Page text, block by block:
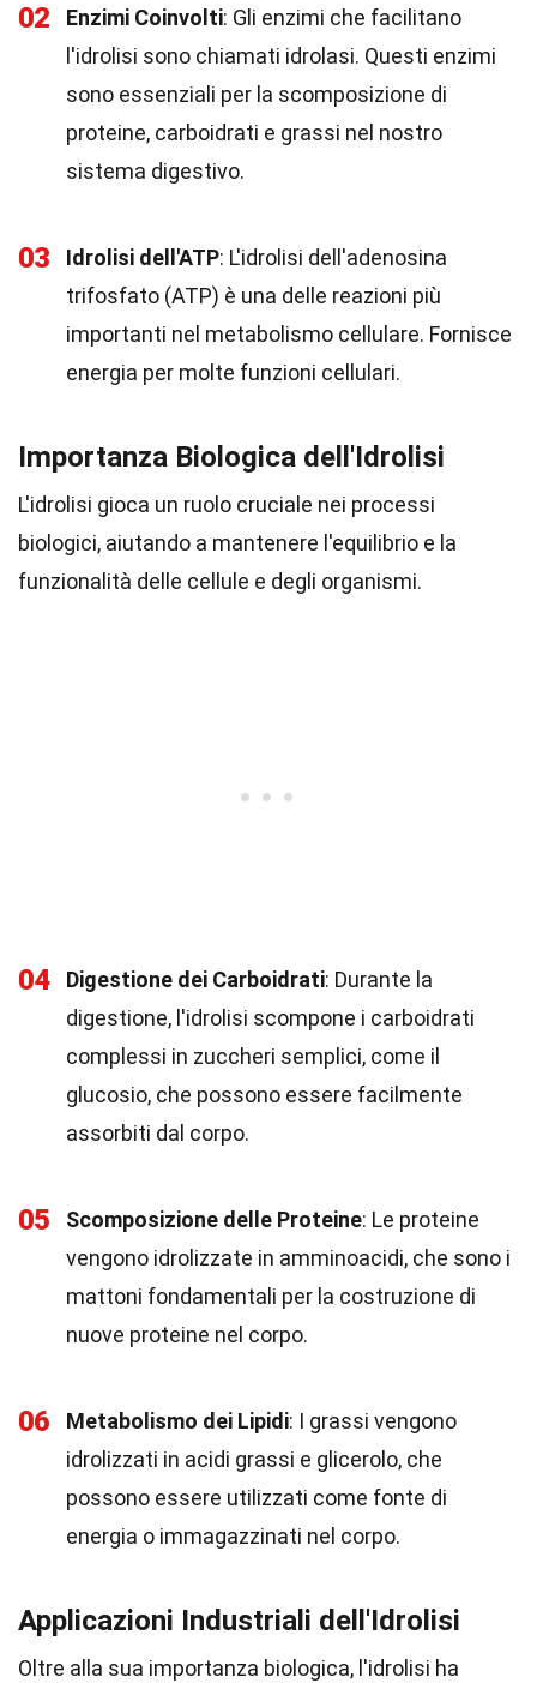
02 Enzimi Coinvolti: Gli enzimi che facilitano
l'idrolisi sono chiamati idrolasi. Questi enzimi
sono essenziali per la scomposizione di
proteine, carboidrati e grassi nel nostro
sistema digestivo.
03 Idrolisi dell'ATP: L'idrolisi dell'adenosina
trifosfato (ATP) è una delle reazioni più
importanti nel metabolismo cellulare. Fornisce
energia per molte funzioni cellulari.
Importanza Biologica dell'Idrolisi
L'idrolisi gioca un ruolo cruciale nei processi
biologici, aiutando a mantenere l'equilibrio e la
funzionalità delle cellule e degli organismi.
04 Digestione dei Carboidrati: Durante la
digestione, l'idrolisi scompone i carboidrati
complessi in zuccheri semplici, come il
glucosio, che possono essere facilmente
assorbiti dal corpo.
05 Scomposizione delle Proteine: Le proteine
vengono idrolizzate in amminoacidi, che sono i
mattoni fondamentali per la costruzione di
nuove proteine nel corpo.
06 Metabolismo dei Lipidi: I grassi vengono
idrolizzati in acidi grassi e glicerolo, che
possono essere utilizzati come fonte di
energia o immagazzinati nel corpo.
Applicazioni Industriali dell'Idrolisi
Oltre alla sua importanza biologica, l'idrolisi ha